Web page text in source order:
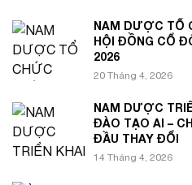
NAM DƯỢC TỔ
HỘI ĐỒNG CỔ
2026
20 Tháng 4, 2026
NAM DƯỢC
ĐÀO TẠO AI –
ĐẦU THAY ĐỔI
14 Tháng 4, 2026